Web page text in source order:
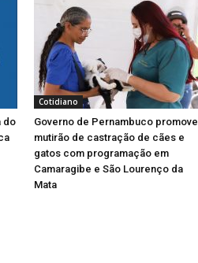
do
Cotidiano
Governo de Pernambuco promove
mutirão de castração de cães e
gatos com programação em
Camaragibe e São Lourenço da
Mata